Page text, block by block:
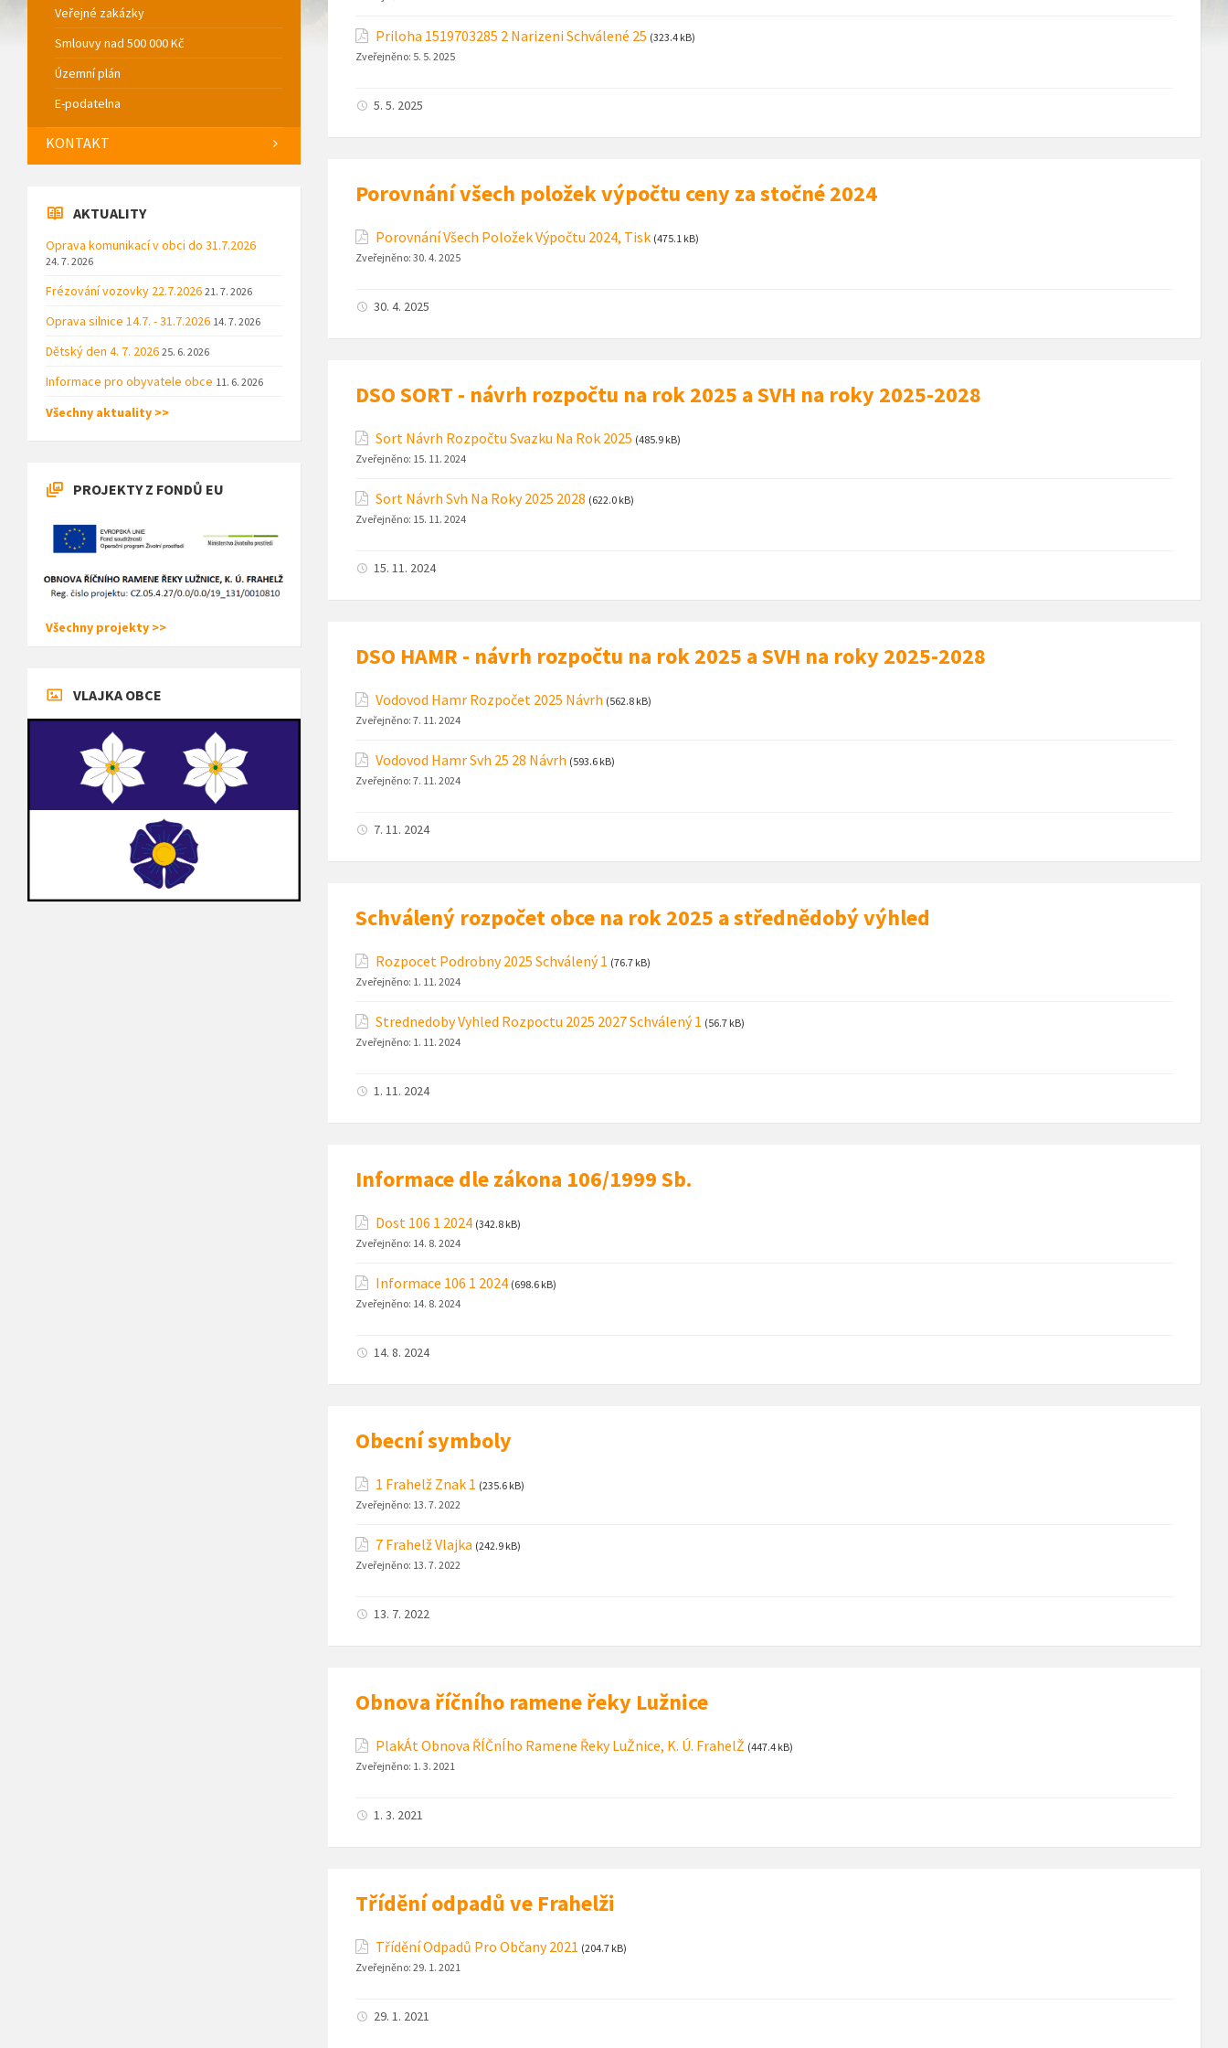
Priloha 1519703285 2 Narizeni Schválené 25 (323.4 kB)
Zveřejněno: 5. 5. 2025
5. 5. 2025
Porovnání všech položek výpočtu ceny za stočné 2024
Porovnání Všech Položek Výpočtu 2024, Tisk (475.1 kB)
Zveřejněno: 30. 4. 2025
30. 4. 2025
DSO SORT - návrh rozpočtu na rok 2025 a SVH na roky 2025-2028
Sort Návrh Rozpočtu Svazku Na Rok 2025 (485.9 kB)
Zveřejněno: 15. 11. 2024
Sort Návrh Svh Na Roky 2025 2028 (622.0 kB)
Zveřejněno: 15. 11. 2024
15. 11. 2024
DSO HAMR - návrh rozpočtu na rok 2025 a SVH na roky 2025-2028
Vodovod Hamr Rozpočet 2025 Návrh (562.8 kB)
Zveřejněno: 7. 11. 2024
Vodovod Hamr Svh 25 28 Návrh (593.6 kB)
Zveřejněno: 7. 11. 2024
7. 11. 2024
Schválený rozpočet obce na rok 2025 a střednědobý výhled
Rozpocet Podrobny 2025 Schválený 1 (76.7 kB)
Zveřejněno: 1. 11. 2024
Strednedoby Vyhled Rozpoctu 2025 2027 Schválený 1 (56.7 kB)
Zveřejněno: 1. 11. 2024
1. 11. 2024
Informace dle zákona 106/1999 Sb.
Dost 106 1 2024 (342.8 kB)
Zveřejněno: 14. 8. 2024
Informace 106 1 2024 (698.6 kB)
Zveřejněno: 14. 8. 2024
14. 8. 2024
Obecní symboly
1 Frahelž Znak 1 (235.6 kB)
Zveřejněno: 13. 7. 2022
7 Frahelž Vlajka (242.9 kB)
Zveřejněno: 13. 7. 2022
13. 7. 2022
Obnova říčního ramene řeky Lužnice
PlakÁt Obnova ŘÍČnÍho Ramene Řeky LuŽnice, K. Ú. FrahelŽ (447.4 kB)
Zveřejněno: 1. 3. 2021
1. 3. 2021
Třídění odpadů ve Frahelži
Třídění Odpadů Pro Občany 2021 (204.7 kB)
Zveřejněno: 29. 1. 2021
29. 1. 2021
Veřejné zakázky
Smlouvy nad 500 000 Kč
Územní plán
E-podatelna
KONTAKT
AKTUALITY
Oprava komunikací v obci do 31.7.2026
24. 7. 2026
Frézování vozovky 22.7.2026 21. 7. 2026
Oprava silnice 14.7. - 31.7.2026 14. 7. 2026
Dětský den 4. 7. 2026 25. 6. 2026
Informace pro obyvatele obce 11. 6. 2026
Všechny aktuality >>
PROJEKTY Z FONDŮ EU
Všechny projekty >>
VLAJKA OBCE